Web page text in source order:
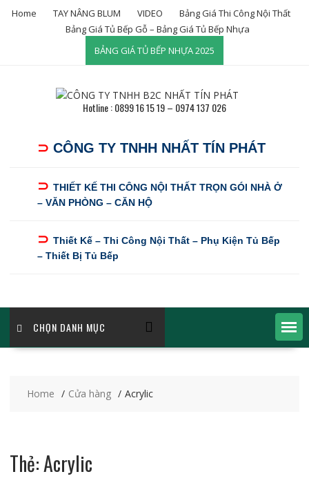
Home TAY NÂNG BLUM VIDEO
Bảng Giá Thi Công Nội Thất
Bảng Giá Tủ Bếp Gỗ – Bảng Giá Tủ Bếp Nhựa
BẢNG GIÁ TỦ BẾP NHỰA 2025
Hotline : 0899 16 15 19 – 0974 137 026
⊃ CÔNG TY TNHH NHẤT TÍN PHÁT
⊃ THIẾT KẾ THI CÔNG NỘI THẤT TRỌN GÓI NHÀ Ở
– VĂN PHÒNG – CĂN HỘ
⊃ Thiết Kế – Thi Công Nội Thất – Phụ Kiện Tủ Bếp
– Thiết Bị Tủ Bếp
CHỌN DANH MỤC
Home Cửa hàng Acrylic
Thẻ:Acrylic